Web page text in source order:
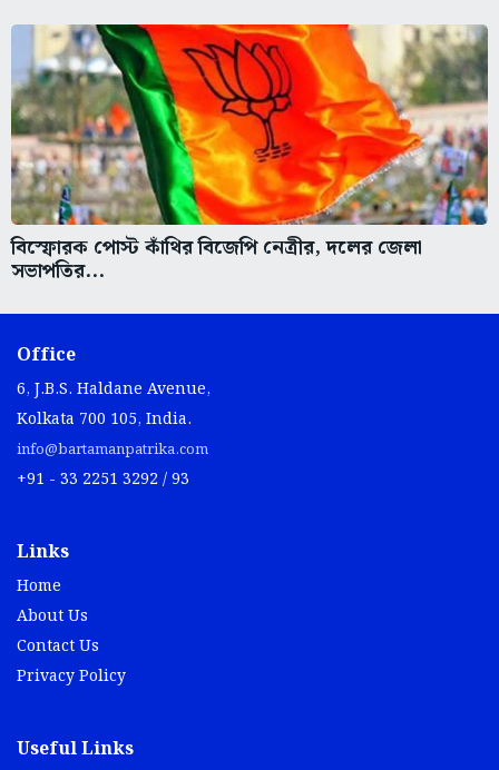
বিস্ফোরক পোস্ট কাঁথির বিজেপি নেত্রীর, দলের জেলা
সভাপতির...
Office
6, J.B.S. Haldane Avenue,
Kolkata 700 105, India.
info@bartamanpatrika.com
+91 - 33 2251 3292 / 93
Links
Home
About Us
Contact Us
Privacy Policy
Useful Links